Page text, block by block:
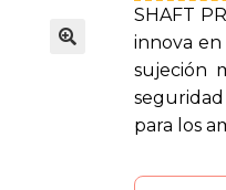
SHAFT
innova
sujeción
para los